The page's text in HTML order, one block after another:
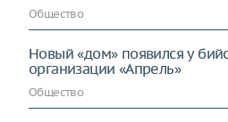
Общество
Новый «дом» появился у
организации «Апрель»
Общество